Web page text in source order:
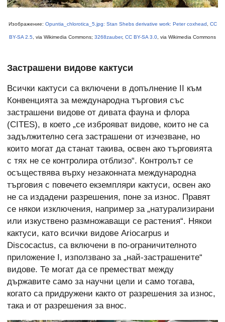
Изображение: Opuntia_chlorotica_5.jpg: Stan Shebs derivative work: Peter coxhead CC
BY-SA 2.5 , via Wikimedia Commons; 3268zauber, CC BY-SA 3.0 , via Wikimedia Commons
Застрашени видове кактуси
Всички кактуси са включени в допълнение II към
Конвенцията за международна търговия със
застрашени видове от дивата фауна и флора
(CITES), в което „се изброяват видове, които не са
задължително сега застрашени от изчезване, но
които могат да станат такива, освен ако търговията
с тях не се контролира отблизо“. Контролът се
осъществява върху незаконната международна
търговия с повечето екземпляри кактуси, освен ако
не са издадени разрешения, поне за износ. Правят
се някои изключения, например за „натурализирани
или изкуствено размножаващи се растения“. Някои
кактуси, като всички видове Ariocarpus и
Discocactus, са включени в по-ограничителното
приложение I, използвано за „най-застрашените“
видове. Те могат да се преместват между
държавите само за научни цели и само тогава,
когато са придружени както от разрешения за износ,
така и от разрешения за внос.